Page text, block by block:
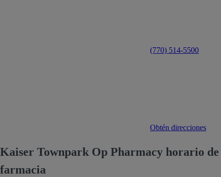
(770) 514-5500
Obtén direcciones
Kaiser Townpark Op Pharmacy horario de
farmacia